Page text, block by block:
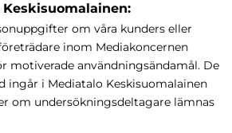
om våra kunders eller
inom Mediakoncernen
motiverade användningsändamål. De
ingår i Mediatalo Keskisuomalainen
om undersökningsdeltagare lämnas